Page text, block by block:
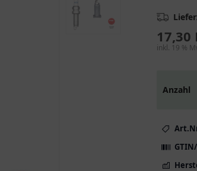
17,30
inkl. 19 %
Anzahl